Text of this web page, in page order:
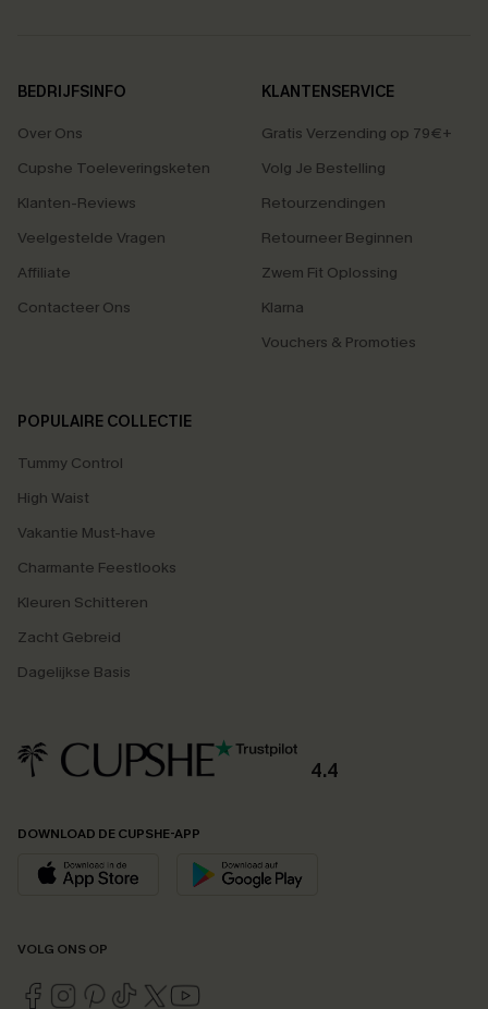
BEDRIJFSINFO
Over Ons
Cupshe Toeleveringsketen
Klanten-Reviews
Veelgestelde Vragen
Affiliate
Contacteer Ons
KLANTENSERVICE
Gratis Verzending op 79€+
Volg Je Bestelling
Retourzendingen
Retourneer Beginnen
Zwem Fit Oplossing
Klarna
Vouchers & Promoties
POPULAIRE COLLECTIE
Tummy Control
High Waist
Vakantie Must-have
Charmante Feestlooks
Kleuren Schitteren
Zacht Gebreid
Dagelijkse Basis
4.4
DOWNLOAD DE CUPSHE-APP
VOLG ONS OP